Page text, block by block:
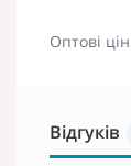
Оптові
Відгуків